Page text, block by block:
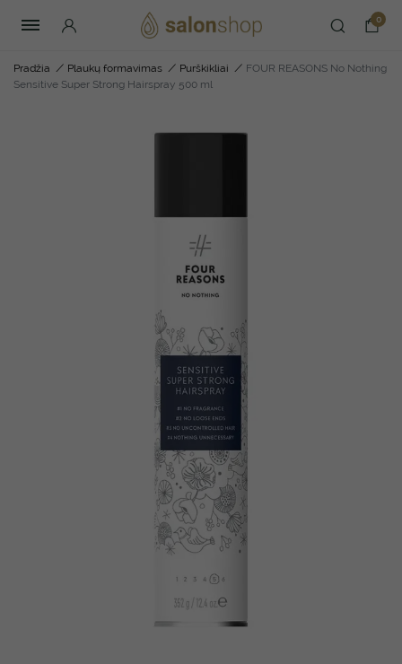
0
Pradžia / Plaukų formavimas / Purškikliai / FOUR REASONS No Nothing
Sensitive Super Strong Hairspray 500 ml